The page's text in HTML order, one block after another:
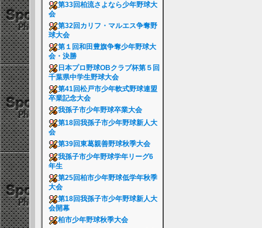
第33回柏流さよなら少年野球大
会
第32回カリフ・マルエス争奪野
球大会
第１回和田豊旗争奪少年野球大
会・決勝
日本プロ野球OBクラブ杯第５回
千葉県中学生野球大会
第41回松戸市少年軟式野球連盟
卒業記念大会
我孫子市少年野球卒業大会
第18回我孫子市少年野球新人大
会
第39回東葛親善野球秋季大会
我孫子市少年野球学年リーグ6
年生
第25回柏市少年野球低学年秋季
大会
第18回我孫子市少年野球新人大
会開幕
柏市少年野球秋季大会